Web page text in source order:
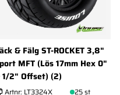
& Fälg ST-ROCKET 3,8"
MFT (Lös 17mm Hex 0"
1/2" Offset) (2)
Artnr: LT3324X
25 st